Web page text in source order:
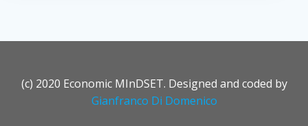
(c) 2020 Economic MInDSET. Designed and coded by
Gianfranco Di Domenico